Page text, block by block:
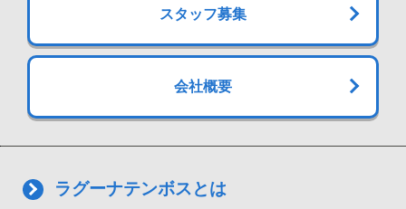
スタッフ募集
会社概要
ラグーナテンボスとは